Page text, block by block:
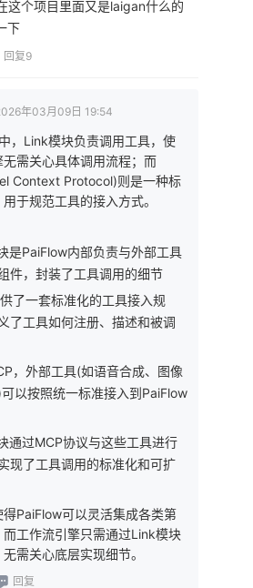
这个项目里面又是laigan什么的
下
回复9
年03月09日 19:54
，Link模块负责调用工具，使
无需关心具体调用流程；而
Context Protocol)则是一种标
于规范工具的接入方式。
是PaiFlow内部负责与外部工具
件，封装了工具调用的细节
了一套标准化的工具接入规
了工具如何注册、描述和被调
，外部工具(如语音合成、图像
以按照统一标准接入到PaiFlow
通过MCP协议与这些工具进行
现了工具调用的标准化和可扩
PaiFlow可以灵活集成各类第
而工作流引擎只需通过Link模块
需关心底层实现细节。
回复